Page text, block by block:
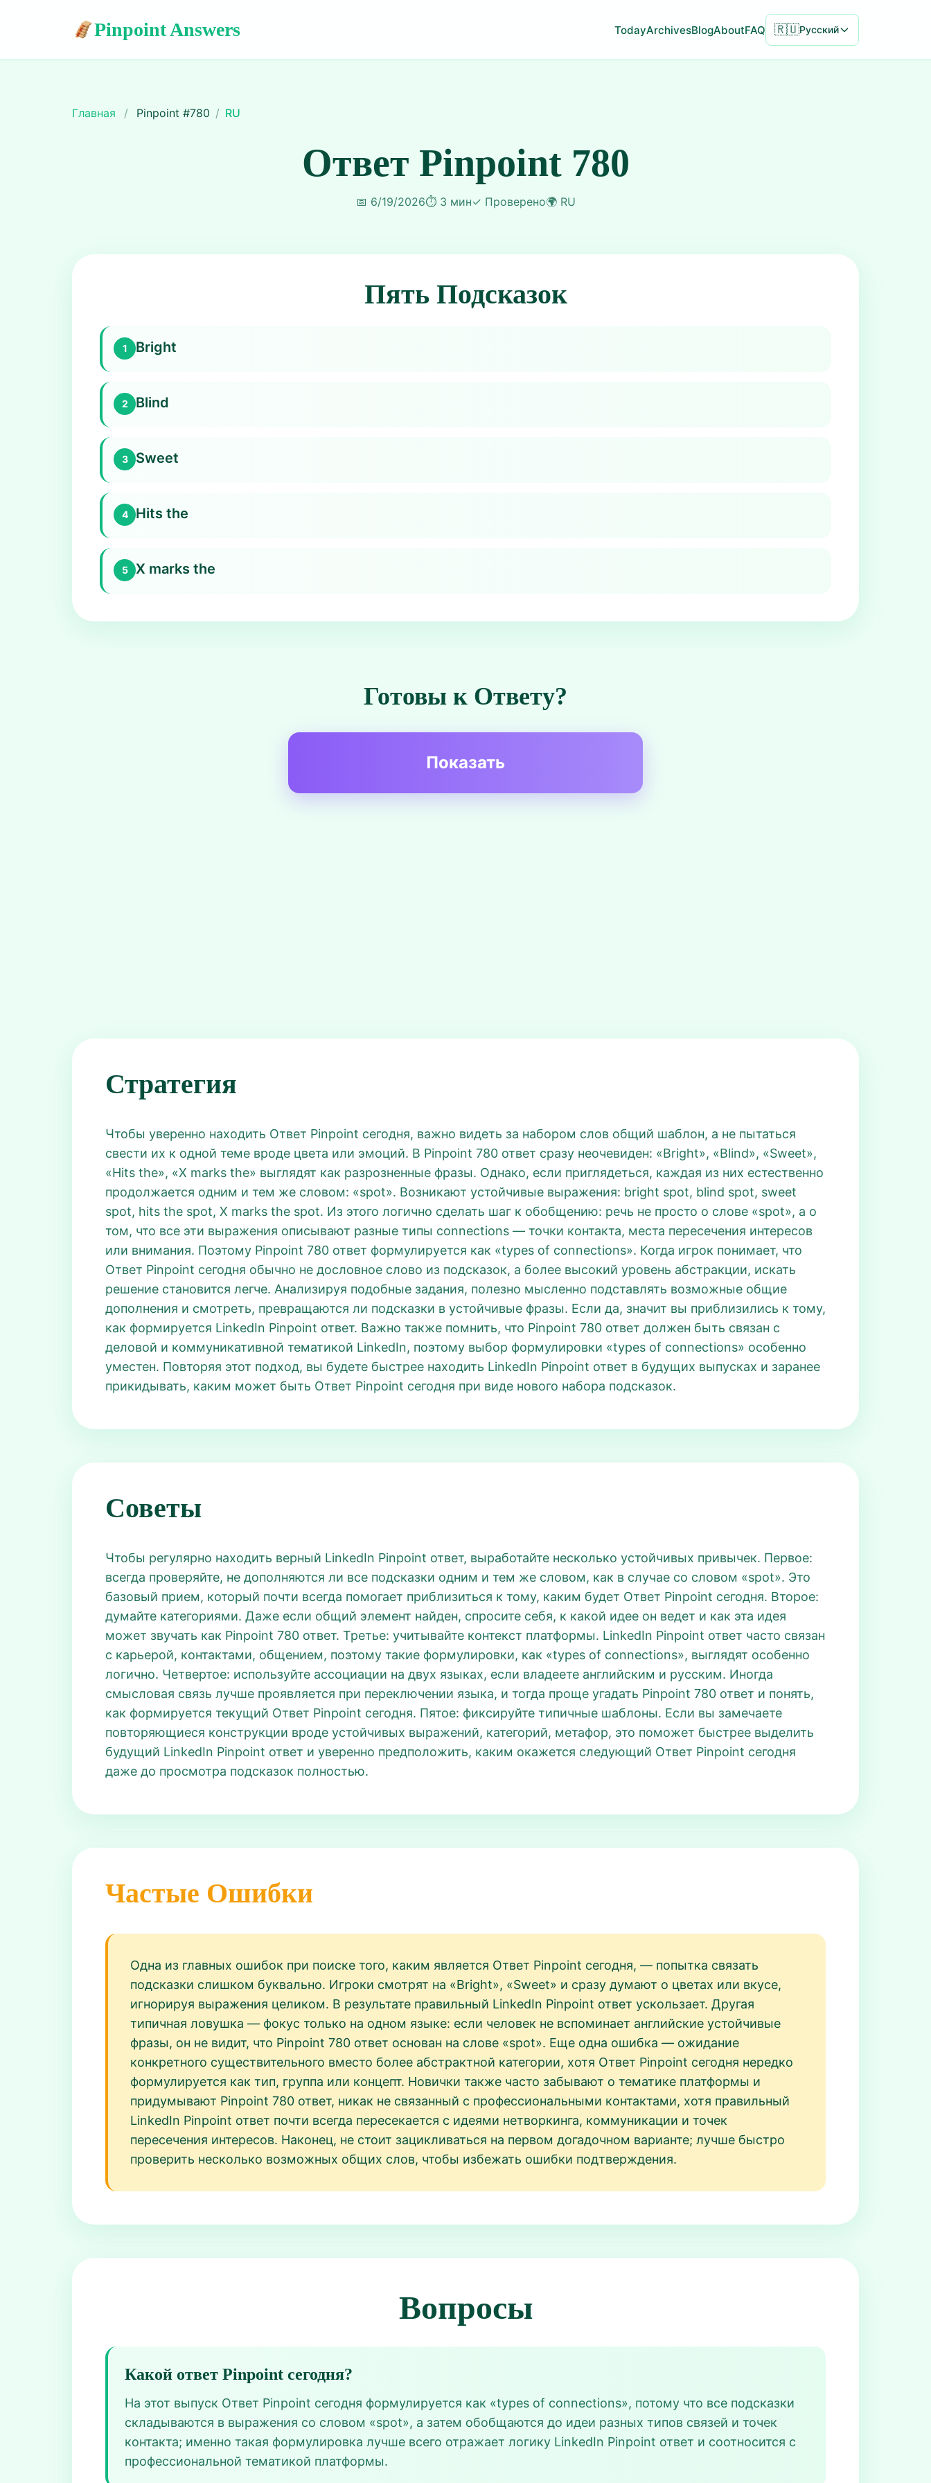
Pinpoint Answers TodayArchivesBlogAboutFAQ 🇷🇺Русский
Главная / Pinpoint #780 / RU
Ответ Pinpoint 780
📅 6/19/2026⏱️ 3 мин✓ Проверено🌍 RU
Пять Подсказок
1 Bright
2 Blind
3 Sweet
4 Hits the
5 X marks the
Готовы к Ответу?
Показать
Стратегия
Чтобы уверенно находить Ответ Pinpoint сегодня, важно видеть за набором слов общий шаблон, а не пытаться
свести их к одной теме вроде цвета или эмоций. В Pinpoint 780 ответ сразу неочевиден: «Bright», «Blind», «Sweet»,
«Hits the», «X marks the» выглядят как разрозненные фразы. Однако, если приглядеться, каждая из них естественно
продолжается одним и тем же словом: «spot». Возникают устойчивые выражения: bright spot, blind spot, sweet
spot, hits the spot, X marks the spot. Из этого логично сделать шаг к обобщению: речь не просто о слове «spot», а о
том, что все эти выражения описывают разные типы connections — точки контакта, места пересечения интересов
или внимания. Поэтому Pinpoint 780 ответ формулируется как «types of connections». Когда игрок понимает, что
Ответ Pinpoint сегодня обычно не дословное слово из подсказок, а более высокий уровень абстракции, искать
решение становится легче. Анализируя подобные задания, полезно мысленно подставлять возможные общие
дополнения и смотреть, превращаются ли подсказки в устойчивые фразы. Если да, значит вы приблизились к тому,
как формируется LinkedIn Pinpoint ответ. Важно также помнить, что Pinpoint 780 ответ должен быть связан с
деловой и коммуникативной тематикой LinkedIn, поэтому выбор формулировки «types of connections» особенно
уместен. Повторяя этот подход, вы будете быстрее находить LinkedIn Pinpoint ответ в будущих выпусках и заранее
прикидывать, каким может быть Ответ Pinpoint сегодня при виде нового набора подсказок.
Советы
Чтобы регулярно находить верный LinkedIn Pinpoint ответ, выработайте несколько устойчивых привычек. Первое:
всегда проверяйте, не дополняются ли все подсказки одним и тем же словом, как в случае со словом «spot». Это
базовый прием, который почти всегда помогает приблизиться к тому, каким будет Ответ Pinpoint сегодня. Второе:
думайте категориями. Даже если общий элемент найден, спросите себя, к какой идее он ведет и как эта идея
может звучать как Pinpoint 780 ответ. Третье: учитывайте контекст платформы. LinkedIn Pinpoint ответ часто связан
с карьерой, контактами, общением, поэтому такие формулировки, как «types of connections», выглядят особенно
логично. Четвертое: используйте ассоциации на двух языках, если владеете английским и русским. Иногда
смысловая связь лучше проявляется при переключении языка, и тогда проще угадать Pinpoint 780 ответ и понять,
как формируется текущий Ответ Pinpoint сегодня. Пятое: фиксируйте типичные шаблоны. Если вы замечаете
повторяющиеся конструкции вроде устойчивых выражений, категорий, метафор, это поможет быстрее выделить
будущий LinkedIn Pinpoint ответ и уверенно предположить, каким окажется следующий Ответ Pinpoint сегодня
даже до просмотра подсказок полностью.
Частые Ошибки
Одна из главных ошибок при поиске того, каким является Ответ Pinpoint сегодня, — попытка связать
подсказки слишком буквально. Игроки смотрят на «Bright», «Sweet» и сразу думают о цветах или вкусе,
игнорируя выражения целиком. В результате правильный LinkedIn Pinpoint ответ ускользает. Другая
типичная ловушка — фокус только на одном языке: если человек не вспоминает английские устойчивые
фразы, он не видит, что Pinpoint 780 ответ основан на слове «spot». Еще одна ошибка — ожидание
конкретного существительного вместо более абстрактной категории, хотя Ответ Pinpoint сегодня нередко
формулируется как тип, группа или концепт. Новички также часто забывают о тематике платформы и
придумывают Pinpoint 780 ответ, никак не связанный с профессиональными контактами, хотя правильный
LinkedIn Pinpoint ответ почти всегда пересекается с идеями нетворкинга, коммуникации и точек
пересечения интересов. Наконец, не стоит зацикливаться на первом догадочном варианте; лучше быстро
проверить несколько возможных общих слов, чтобы избежать ошибки подтверждения.
Вопросы
Какой ответ Pinpoint сегодня?
На этот выпуск Ответ Pinpoint сегодня формулируется как «types of connections», потому что все подсказки
складываются в выражения со словом «spot», а затем обобщаются до идеи разных типов связей и точек
контакта; именно такая формулировка лучше всего отражает логику LinkedIn Pinpoint ответ и соотносится с
профессиональной тематикой платформы.